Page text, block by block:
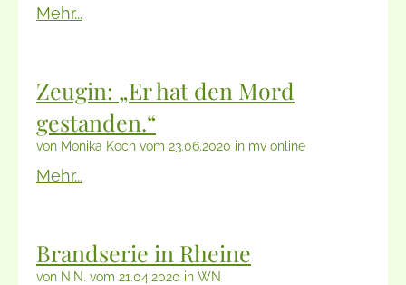
Mehr...
Zeugin: „Er hat den Mord
gestanden.“
von Monika Koch vom 23.06.2020 in mv online
Mehr...
Brandserie in Rheine
von N.N. vom 21.04.2020 in WN